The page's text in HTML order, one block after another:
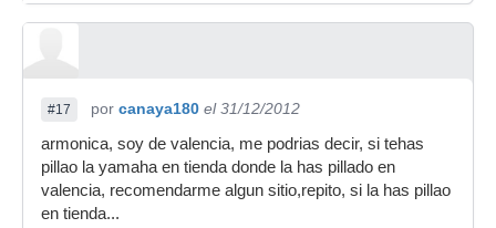
#17 por canaya180 el 31/12/2012
armonica, soy de valencia, me podrias decir, si tehas
pillao la yamaha en tienda donde la has pillado en
valencia, recomendarme algun sitio,repito, si la has pillao
en tienda...